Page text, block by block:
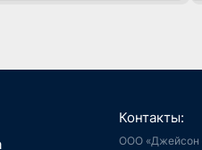
Интернет
Контакты:
ООО «Джейсон